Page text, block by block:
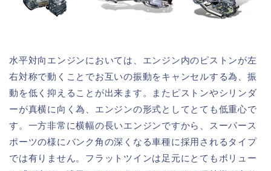
水平対向エンジンにおいては、エンジン内のピストンが左
右対称で動くことでお互いの振動をキャンセルする為、振
動を低く抑えることが出来ます。またピストンやシリンダ
ーが真横に向く為、エンジンの形式としてとても低重心で
す。一方非常に横幅の長いエンジンですから、スーパース
ポーツの様にバンク角の深くなる車種に採用されるタイプ
では有りません。フラットツインは足元にとてもボリュー